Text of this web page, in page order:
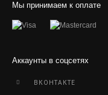
Мы принимаем к оплате
Аккаунты в соцсетях
ВКОНТАКТЕ